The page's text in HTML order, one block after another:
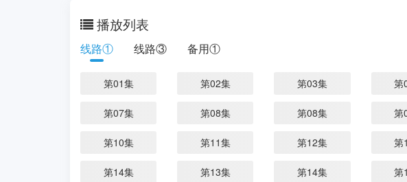
播放列表
线路① 线路③ 备用①
第01集 第02集 第03集 第
第07集 第08集 第08集 第
第10集 第11集 第12集 第
第14集 第13集 第14集 第